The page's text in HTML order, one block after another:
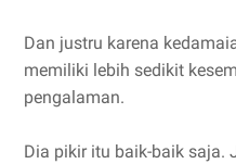
Dan justru karena
memiliki lebih sedikit
pengalaman.
Dia pikir itu baik-baik saja.